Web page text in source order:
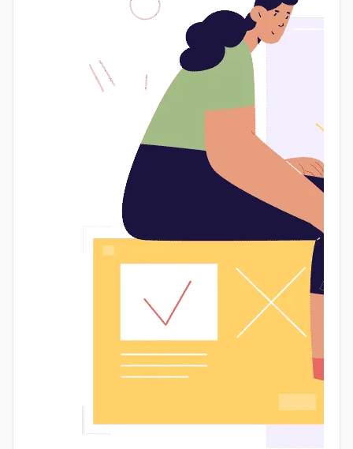
Спартаке" (с) Н.П. Старостин. Очень давно она
запала мне в душу, и я отношусь к работе в
компании именно так. Начинаю очень ценить
моменты, когда проникаюсь компанией, когда
она (работа в компании) становиться частью
жизни, а не целью заработка. Если воспринимать
себя именно так, то не можешь заняв
руководящую позицию считать, что ты выше
других, что тебе все должны.
Особенно очень часто у молодых руководителей
бывает такое проявление: вчера вы с ним прод
тушили вместе, а сегодня он уже считает себя
супер важной шишкой, ведь все он ваш
Часто люди отстраняются из-за страха, что вы не
будете их воспринимать в новой роли, а не только
от нахлынувшего чувства собственной важности.
На мой взгляд, не стоит рушить все старые
социальные связи, просто нужно в каких-то
моментах напомнить: "Я хочу поговорить с тобой,
не как твой друг, а как руководитель. У нас есть
Руководить, а не отдавать